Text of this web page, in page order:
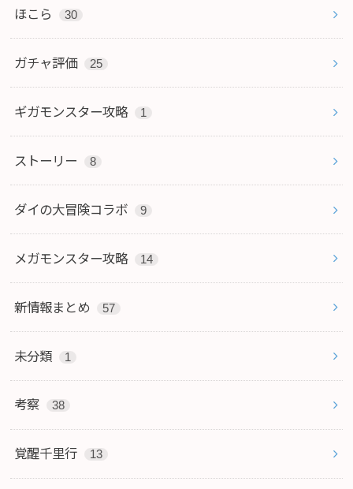
ほこら 30
ガチャ評価 25
ギガモンスター攻略 1
ストーリー 8
ダイの大冒険コラボ 9
メガモンスター攻略 14
新情報まとめ 57
未分類 1
考察 38
覚醒千里行 13